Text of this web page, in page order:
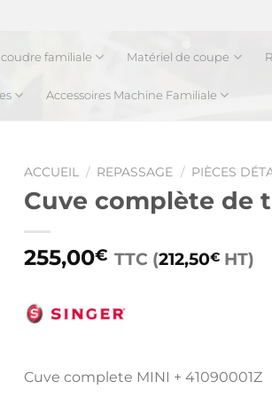
familiale Matériel de coupe
Accessoires Machine Familiale
ACCUEIL / REPASSAGE / PIÈCES
Cuve complète de
255,00€ TTC (212,50€ HT)
Cuve complete MINI + 41090001Z